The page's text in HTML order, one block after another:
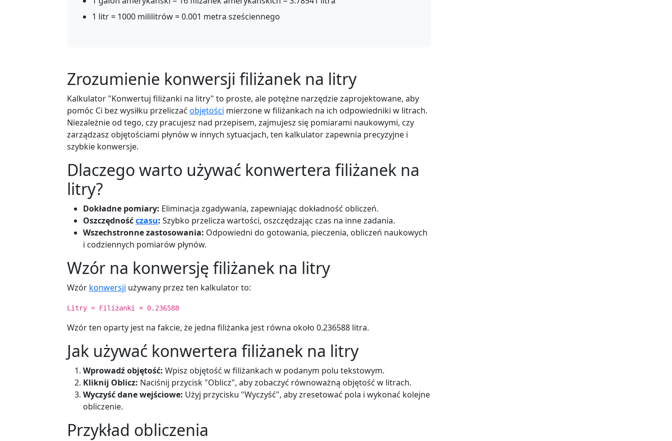
1 litr = 1000 mililitrów = 0.001 metra sześciennego
Zrozumienie konwersji filiżanek na litry
Kalkulator "Konwertuj filiżanki na litry" to proste, ale potężne narzędzie zaprojektowane, aby
pomóc Ci bez wysiłku przeliczać objętości mierzone w filiżankach na ich odpowiedniki w litrach.
Niezależnie od tego, czy pracujesz nad przepisem, zajmujesz się pomiarami naukowymi, czy
zarządzasz objętościami płynów w innych sytuacjach, ten kalkulator zapewnia precyzyjne i
szybkie konwersje.
Dlaczego warto używać konwertera filiżanek na
litry?
Dokładne pomiary: Eliminacja zgadywania, zapewniając dokładność obliczeń.
Oszczędnośćczasu: Szybko przelicza wartości, oszczędzając czas na inne zadania.
Wszechstronne zastosowania: Odpowiedni do gotowania, pieczenia, obliczeń naukowych
i codziennych pomiarów płynów.
Wzór na konwersję filiżanek na litry
Wzór konwersji używany przez ten kalkulator to:
Litry = Filiżanki × 0.236588
Wzór ten oparty jest na fakcie, że jedna filiżanka jest równa około 0.236588 litra.
Jak używać konwertera filiżanek na litry
Wprowadź objętość: Wpisz objętość w filiżankach w podanym polu tekstowym.
Kliknij Oblicz: Naciśnij przycisk "Oblicz", aby zobaczyć równoważną objętość w litrach.
Wyczyść dane wejściowe: Użyj przycisku "Wyczyść", aby zresetować pola i wykonać kolejne
obliczenie.
Przykład obliczenia